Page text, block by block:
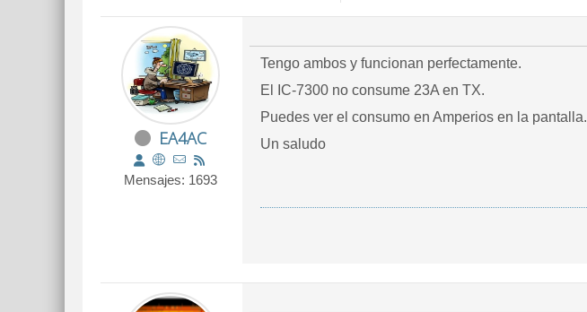
EA4AC
Mensajes: 1693
Tengo ambos y funcionan perfectamente.
El IC-7300 no consume 23A en TX.
Puedes ver el consumo en Amperios en la pantalla.
Un saludo